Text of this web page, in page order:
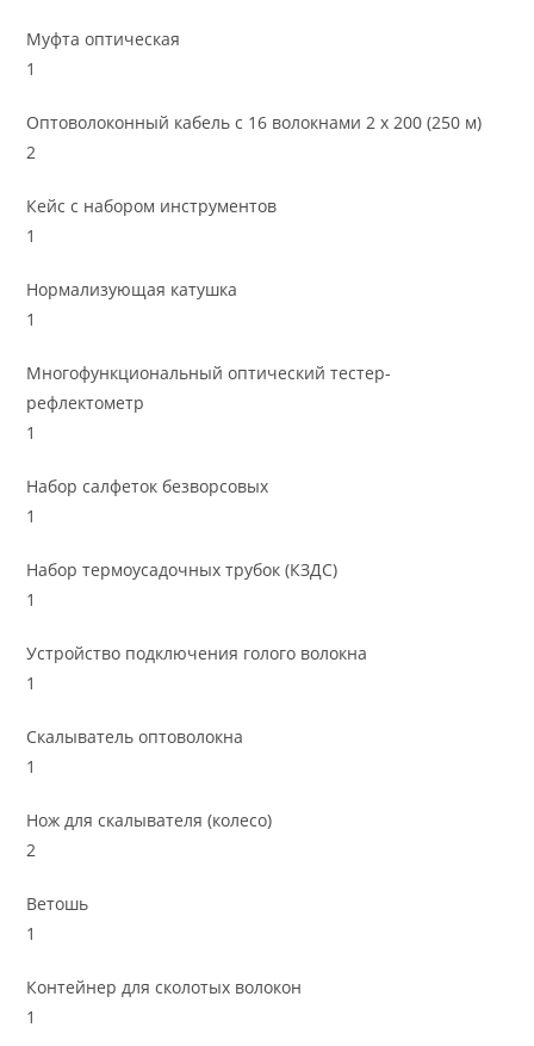
Муфта оптическая
1
Оптоволоконный кабель с 16 волокнами 2 х 200 (250 м)
2
Кейс с набором инструментов
1
Нормализующая катушка
1
Многофункциональный оптический тестер-
рефлектометр
1
Набор салфеток безворсовых
1
Набор термоусадочных трубок (КЗДС)
1
Устройство подключения голого волокна
1
Скалыватель оптоволокна
1
Нож для скалывателя (колесо)
2
Ветошь
1
Контейнер для сколотых волокон
1